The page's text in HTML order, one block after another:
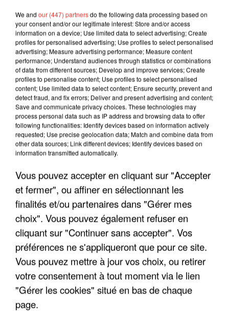
LES INTERVIEWS CHANTE
FRANCE
Voir plus
"JE SUIS À DISPOSITION DES
ENFOIRÉS"
"ON A TOUS LE TRAC"
We and our (447) partnersdo the following data processing based on
your consent and/or our legitimate interest: Store and/or access
information on a device; Use limited data to select advertising; Create
profiles for personalised advertising; Use profiles to select personalised
advertising; Measure advertising performance; Measure content
performance; Understand audiences through statistics or combinations
of data from different sources; Develop and improve services; Create
profiles to personalise content; Use profiles to select personalised
content; Use limited data to select content; Ensure security, prevent and
detect fraud, and fix errors; Deliver and present advertising and content;
Save and communicate privacy choices. These technologies may
process personal data such as IP address and browsing data to offer
following functionalities: Identify devices based on information actively
requested; Use precise geolocation data; Match and combine data from
other data sources; Link different devices; Identify devices based on
information transmitted automatically.
Vous pouvez accepter en cliquant sur "Accepter
et fermer", ou affiner en sélectionnant les
finalités et/ou partenaires dans "Gérer mes
choix". Vous pouvez également refuser en
cliquant sur "Continuer sans accepter". Vos
préférences ne s'appliqueront que pour ce site.
Vous pouvez mettre à jour vos choix, ou retirer
votre consentement à tout moment via le lien
"Gérer les cookies" situé en bas de chaque
page.